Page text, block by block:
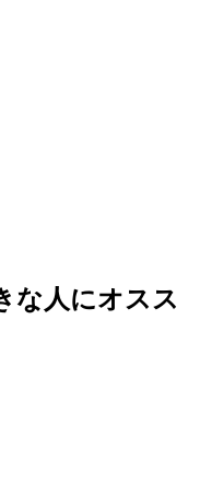
な人にオスス